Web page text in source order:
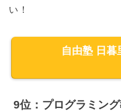
い！
自由塾 日暮
9位：プログラミン